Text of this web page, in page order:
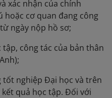
xác nhận của chính
cơ quan đang công
ngày nộp hồ sơ;
công tác của bản thân
nghiệp Đại học và trên
quả học tập. Đối với